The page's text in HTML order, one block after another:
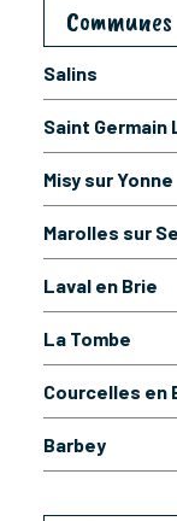
Communes
Salins
Saint Germain
Misy sur Yonne
Marolles sur
Laval en Brie
La Tombe
Courcelles en
Barbey